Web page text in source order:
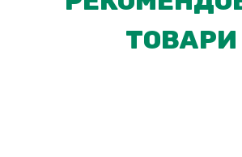
ТОВАРИ